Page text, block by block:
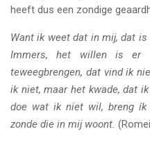
heeft dus een zondige
Want ik weet dat in mij, dat
Immers, het willen is er
teweegbrengen, dat vind ik
ik niet, maar het kwade, dat
doe wat ik niet wil, breng ík
zonde die in mij woont.